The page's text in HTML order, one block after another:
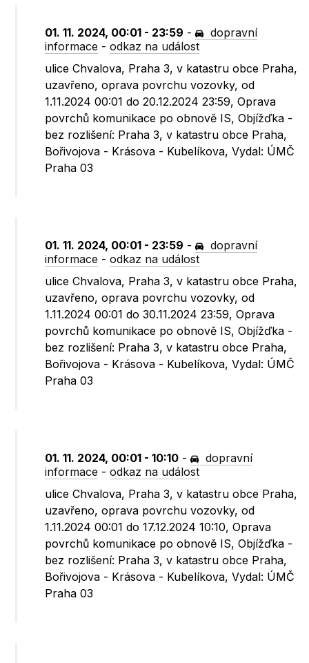
01. 11. 2024, 00:01 - 23:59 -
dopravní
informace -odkaz na událost
ulice Chvalova, Praha 3, v katastru obce Praha,
uzavřeno, oprava povrchu vozovky, od
1.11.2024 00:01 do 20.12.2024 23:59, Oprava
povrchů komunikace po obnově IS, Objížďka -
bez rozlišení: Praha 3, v katastru obce Praha,
Bořivojova - Krásova - Kubelíkova, Vydal: ÚMČ
Praha 03
01. 11. 2024, 00:01 - 23:59 -
dopravní
informace -odkaz na událost
ulice Chvalova, Praha 3, v katastru obce Praha,
uzavřeno, oprava povrchu vozovky, od
1.11.2024 00:01 do 30.11.2024 23:59, Oprava
povrchů komunikace po obnově IS, Objížďka -
bez rozlišení: Praha 3, v katastru obce Praha,
Bořivojova - Krásova - Kubelíkova, Vydal: ÚMČ
Praha 03
01. 11. 2024, 00:01 - 10:10 -
dopravní
informace -odkaz na událost
ulice Chvalova, Praha 3, v katastru obce Praha,
uzavřeno, oprava povrchu vozovky, od
1.11.2024 00:01 do 17.12.2024 10:10, Oprava
povrchů komunikace po obnově IS, Objížďka -
bez rozlišení: Praha 3, v katastru obce Praha,
Bořivojova - Krásova - Kubelíkova, Vydal: ÚMČ
Praha 03